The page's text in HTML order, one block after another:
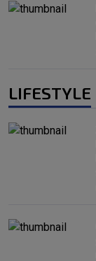
LIFESTYLE